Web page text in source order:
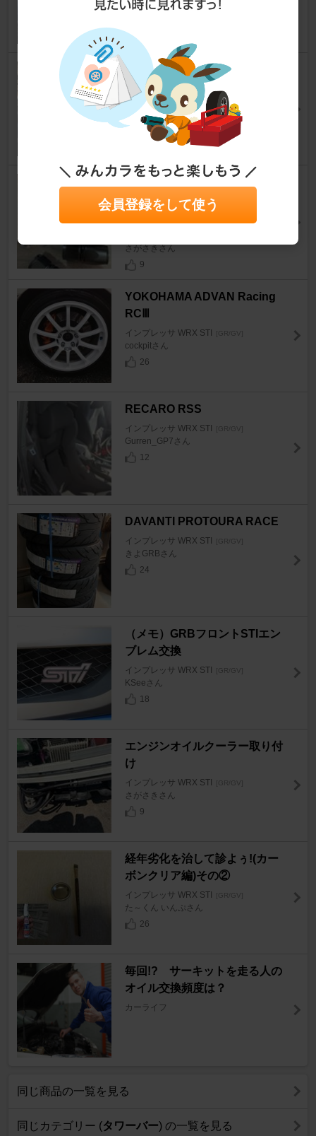
8
SONAR(ライト関連) LEDテー
ル
インプレッサ WRX STI [GR/GV]
伊 織さん
MHCオートサービス/MHCオー
トパーツ AN10フィッティング
さがさきさん
9
YOKOHAMA ADVAN Racing
RCⅢ
インプレッサ WRX STI [GR/GV]
cockpitさん
26
RECARO RSS
インプレッサ WRX STI [GR/GV]
Gurren_GP7さん
12
DAVANTI PROTOURA RACE
インプレッサ WRX STI [GR/GV]
きよGRBさん
24
（メモ）GRBフロントSTIエン
ブレム交換
インプレッサ WRX STI [GR/GV]
KSeeさん
18
エンジンオイルクーラー取り付
け
インプレッサ WRX STI [GR/GV]
さがさきさん
9
経年劣化を治して診よぅ!(カー
ボンクリア編)その②
インプレッサ WRX STI [GR/GV]
た～くん いんぷさん
26
毎回!? サーキットを走る人の
オイル交換頻度は？
カーライフ
同じ商品の一覧を見る
同じカテゴリー (タワーバー) の一覧を見る
会員登録をして使う